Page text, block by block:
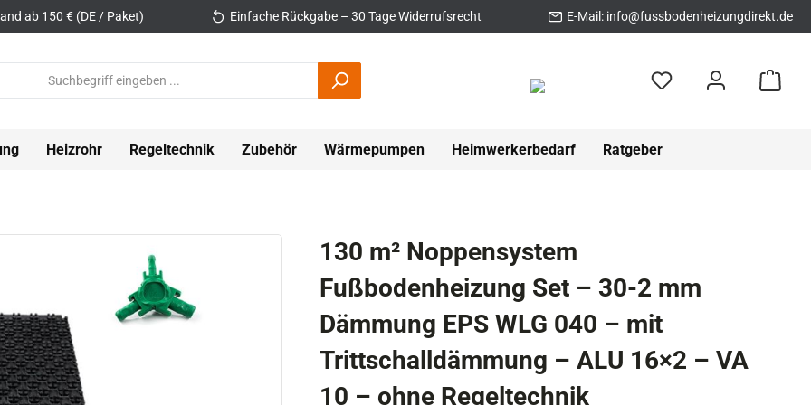
ab 150 € (DE / Paket) Einfache Rückgabe – 30 Tage Widerrufsrecht E-Mail: info@fussbodenheizungdirekt.de
Heizrohr Regeltechnik Zubehör Wärmepumpen Heimwerkerbedarf Ratgeber
130 m² Noppensystem
Fußbodenheizung Set – 30-2 mm
Dämmung EPS WLG 040 – mit
Trittschalldämmung – ALU 16×2 – VA
10 – ohne Regeltechnik